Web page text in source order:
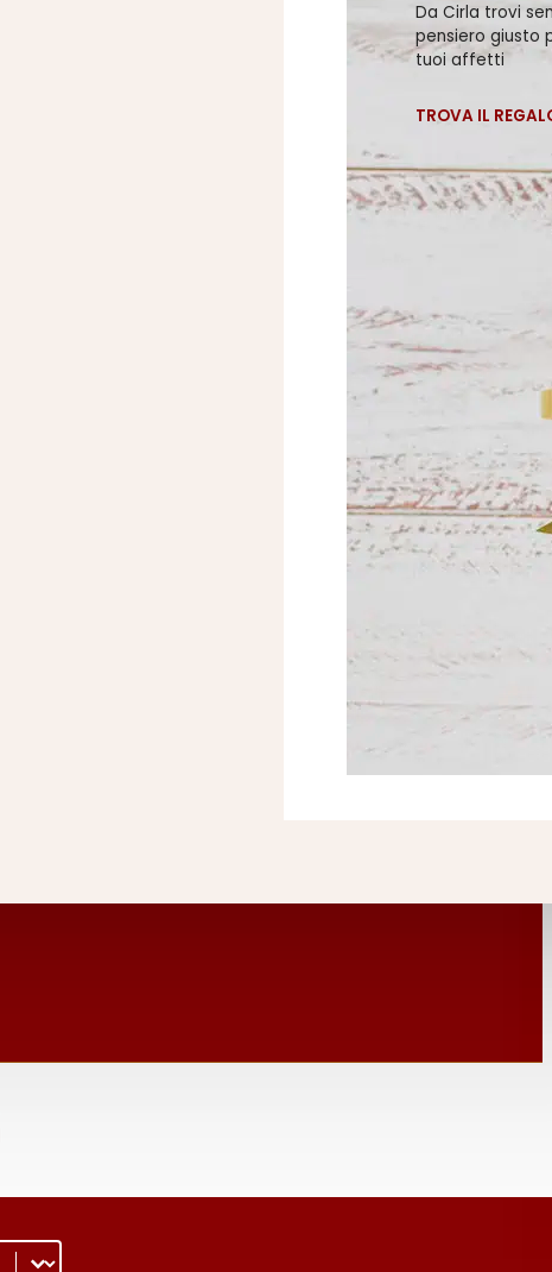
Da Cirla trovi
pensiero giusto
tuoi affetti
TROVA IL